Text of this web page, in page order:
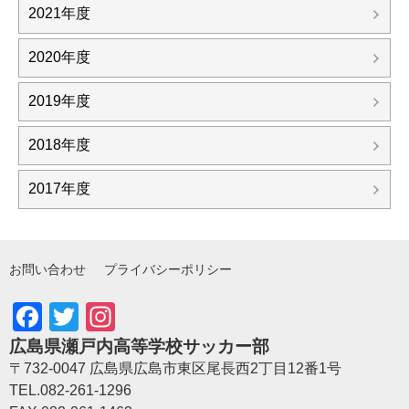
2021年度
2020年度
2019年度
2018年度
2017年度
お問い合わせ プライバシーポリシー
Facebook
Twitter
広島県瀬戸内高等学校サッカー部
〒732-0047 広島県広島市東区尾長西2丁目12番1号
TEL.082-261-1296